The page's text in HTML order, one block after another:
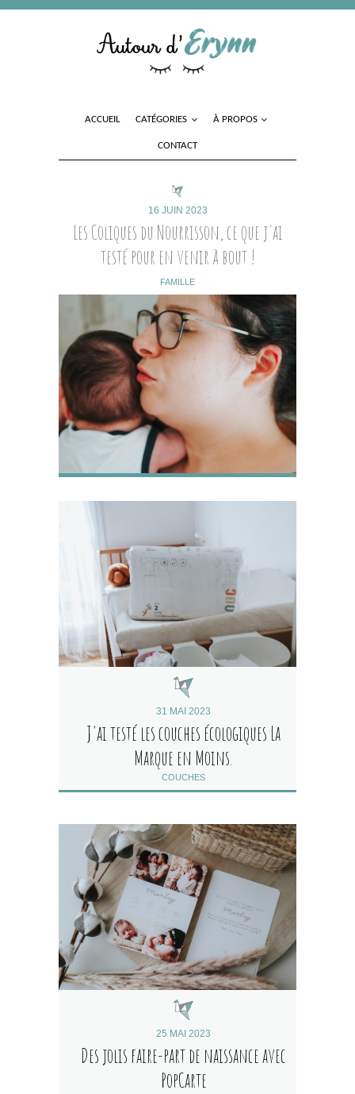
CATÉGORIES
16 JUIN 2023
Les Coliques du Nourrisson, ce que j'ai
testé pour en venir à bout !
FAMILLE
31 MAI 2023
J'ai testé les couches écologiques La
Marque en Moins.
COUCHES
25 MAI 2023
Des jolis faire-part de naissance avec
PopCarte